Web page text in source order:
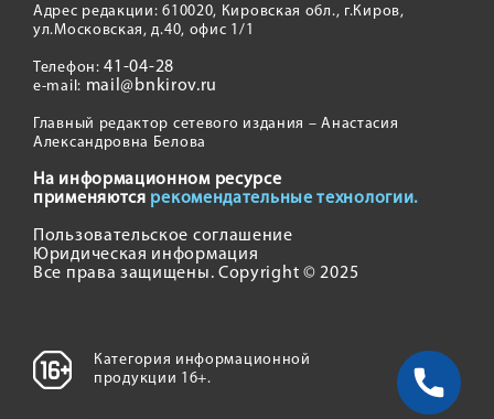
Адрес редакции: 610020, Кировская обл., г.Киров,
ул.Московская, д.40, офис 1/1
Телефон:41-04-28
e-mail: mail@bnkirov.ru
Главный редактор сетевого издания – Анастасия
Александровна Белова
На информационном ресурсе
применяются рекомендательные технологии.
Пользовательское соглашение
Юридическая информация
Все права защищены. Copyright © 2025
Категория информационной
продукции 16+.